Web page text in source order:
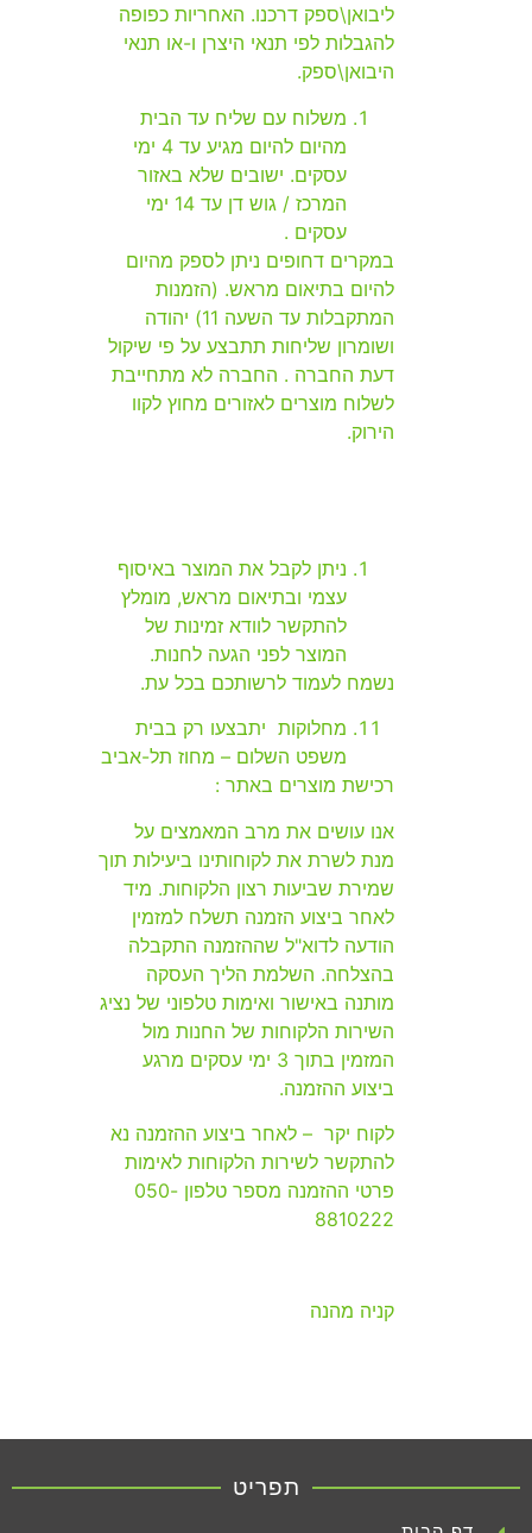
ליבואן\ספק דרכנו. האחריות כפופה
להגבלות לפי תנאי היצרן ו-או תנאי
היבואן\ספק.
משלוח עם שליח עד הבית
מהיום להיום מגיע עד 4 ימי
עסקים. ישובים שלא באזור
המרכז / גוש דן עד 14 ימי
עסקים .
במקרים דחופים ניתן לספק מהיום
להיום בתיאום מראש. (הזמנות
המתקבלות עד השעה 11) יהודה
ושומרון שליחות תתבצע על פי שיקול
דעת החברה . החברה לא מתחייבת
לשלוח מוצרים לאזורים מחוץ לקוו
הירוק.
ניתן לקבל את המוצר באיסוף
עצמי ובתיאום מראש, מומלץ
להתקשר לוודא זמינות של
המוצר לפני הגעה לחנות.
נשמח לעמוד לרשותכם בכל עת.
מחלוקות יתבצעו רק בבית
משפט השלום – מחוז תל-אביב
רכישת מוצרים באתר :
אנו עושים את מרב המאמצים על
מנת לשרת את לקוחותינו ביעילות תוך
שמירת שביעות רצון הלקוחות. מיד
לאחר ביצוע הזמנה תשלח למזמין
הודעה לדוא"ל שההזמנה התקבלה
בהצלחה. השלמת הליך העסקה
מותנה באישור ואימות טלפוני של נציג
השירות הלקוחות של החנות מול
המזמין בתוך 3 ימי עסקים מרגע
ביצוע ההזמנה.
לקוח יקר – לאחר ביצוע ההזמנה נא
להתקשר לשירות הלקוחות לאימות
פרטי ההזמנה מספר טלפון 050-
8810222
קניה מהנה
תפריט